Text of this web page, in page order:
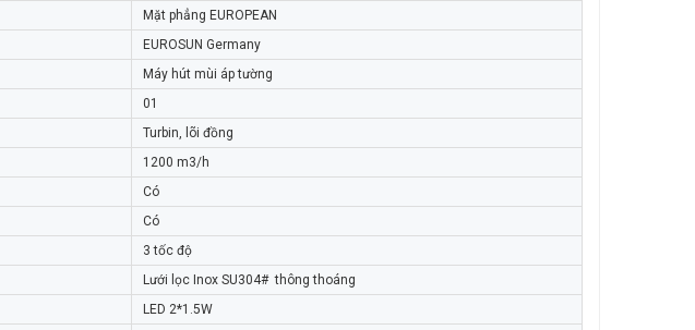
Mặt phẳng EUROPEAN
EUROSUN Germany
Máy hút mùi áp tường
01
Turbin, lõi đồng
1200 m3/h
Có
Có
3 tốc độ
Lưới lọc Inox SU304# thông thoáng
LED 2*1.5W